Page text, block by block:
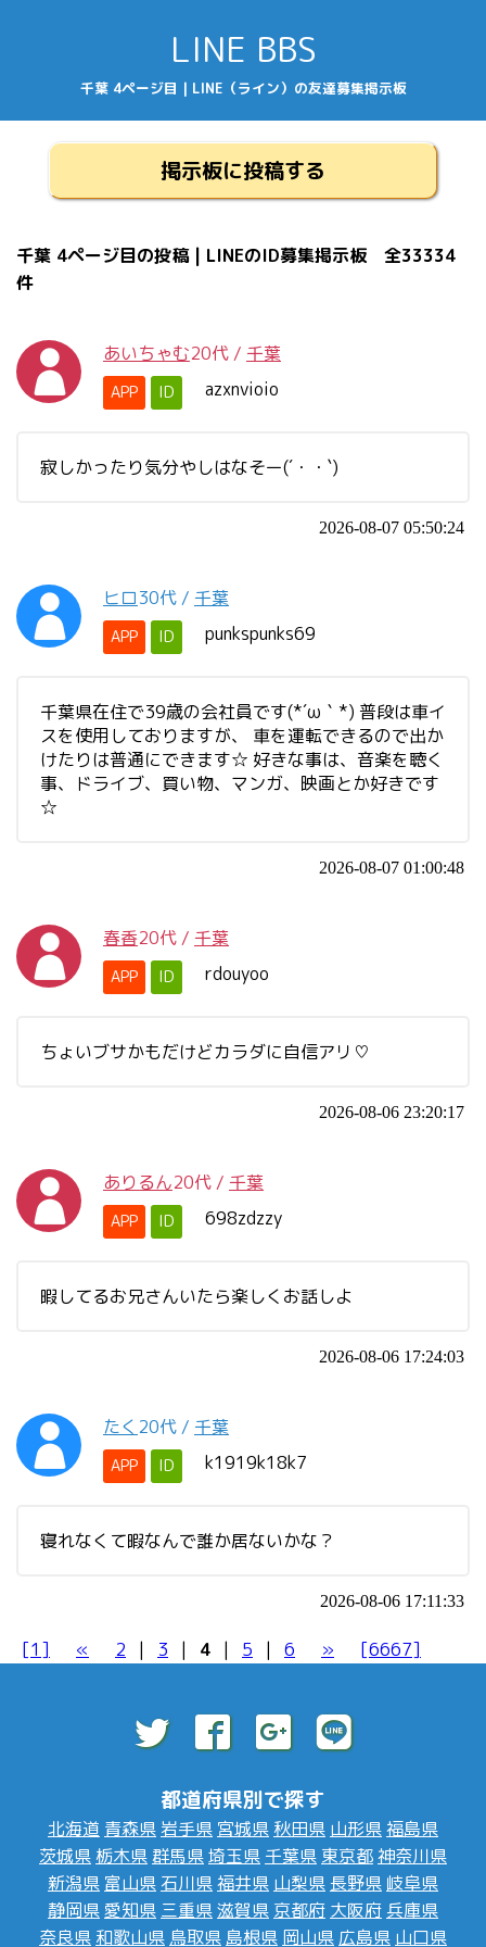
LINE BBS
千葉 4ページ目 | LINE（ライン）の友達募集掲示板
掲示板に投稿する
千葉 4ページ目の投稿 | LINEのID募集掲示板 全33334
件
あいちゃむ20代 / 千葉
APP ID azxnvioio
寂しかったり気分やしはなそー(´・・`)
2026-08-07 05:50:24
ヒロ30代 / 千葉
APP ID punkspunks69
千葉県在住で39歳の会社員です(*´ω｀*) 普段は車イ
スを使用しておりますが、 車を運転できるので出か
けたりは普通にできます☆ 好きな事は、音楽を聴く
事、ドライブ、買い物、マンガ、映画とか好きです
☆
2026-08-07 01:00:48
春香20代 / 千葉
APP ID rdouyoo
ちょいブサかもだけどカラダに自信アリ♡
2026-08-06 23:20:17
ありるん20代 / 千葉
APP ID 698zdzzy
暇してるお兄さんいたら楽しくお話しよ
2026-08-06 17:24:03
たく 20代 / 千葉
APP ID k1919k18k7
寝れなくて暇なんで誰か居ないかな？
2026-08-06 17:11:33
[1] « 2 | 3 | 4 | 5 | 6 » [6667]
都道府県別で探す
北海道 青森県 岩手県 宮城県 秋田県 山形県福島県
茨城県 栃木県群馬県埼玉県 千葉県 東京都神奈川県
新潟県 富山県 石川県福井県 山梨県 長野県 岐阜県
静岡県愛知県 三重県滋賀県 京都府 大阪府 兵庫県
奈良県 和歌山県 鳥取県 島根県 岡山県 広島県 山口県